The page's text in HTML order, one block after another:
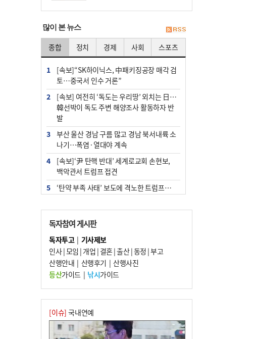
하고 치료와 관리를 해야 한다. 세계
많이 본 뉴스
종합 정치 경제 사회 스포츠
1
[속보]“SK하이닉스, 中패키징공장 매각 검
토…중국서 인수 거론”
2
[속보] 여전히 ‘독도는 우리땅’ 외치는 日…
韓선박이 독도 주변 해양조사 활동하자 반
발
3
부산 울산 경남 구름 많고 경남 북서내륙 소
나기…폭염·열대야 계속
4
[속보]‘尹 탄핵 반대’ 세계로교회 손현보,
백악관서 트럼프 접견
5
‘탄약 부족 사태’ 보도에 격노한 트럼프…
전주보다 3원 ↓
7
노후 상수도관 파열에 폭염 속 사상구 2300
여 가구 6시간 단수
8
[속보] ‘심판 성접대’ 논란 축구협회 공식 사
과…“현재는 부적절 행위 없어”
10 서울 중랑구서 흉기 난동…60대 남성 2명
사망
독자참여 게시판
독자투고| 기사제보
인사|모임 | 개업 | 결혼|출산|동정 |부고
산행안내 | 산행후기 | 산행사진
등산가이드| 낚시가이드
[이슈] 국내연예